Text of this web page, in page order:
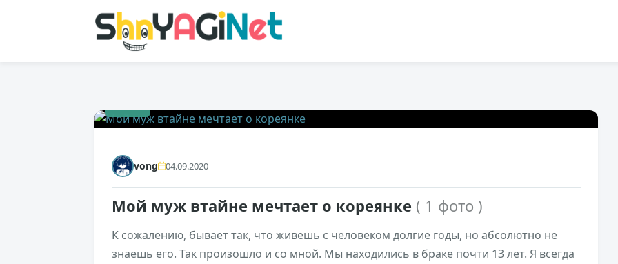
vong 04.09.2020
Мой муж втайне мечтает о кореянке ( 1 фото )
К сожалению, бывает так, что живешь с человеком долгие годы, но абсолютно не
знаешь его. Так произошло и со мной. Мы находились в браке почти 13 лет. Я всегда